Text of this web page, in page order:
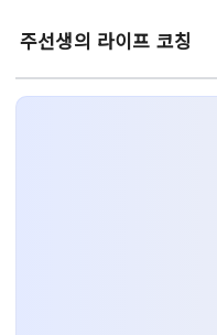
주선생의 라이프 코칭